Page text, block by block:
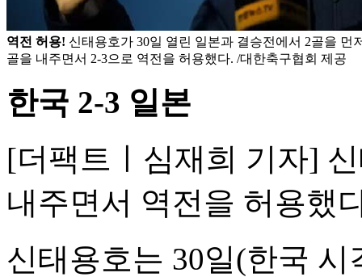
역전 허용! 신태용호가 30일 열린 일본과 결승전에서 2골을 먼
골을 내주면서 2-3으로 역전을 허용했다. /대한축구협회 제공
한국 2-3 일본
[더팩트ㅣ심재희 기자]
내주면서 역전을 허용했
신태용호는 30일(한국